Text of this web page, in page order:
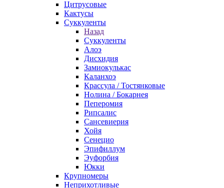
Цитрусовые
Кактусы
Суккуленты
Назад
Суккуленты
Алоэ
Дисхидия
Замиокулькас
Каланхоэ
Крассула / Тостянковые
Нолина / Бокарнея
Пеперомия
Рипсалис
Сансевиерия
Хойя
Сенецио
Эпифиллум
Эуфорбия
Юкки
Крупномеры
Неприхотливые